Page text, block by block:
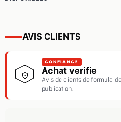
AVIS CLIENTS
CONFIANCE
Achat verifie
Avis de clients de formula-
publication.